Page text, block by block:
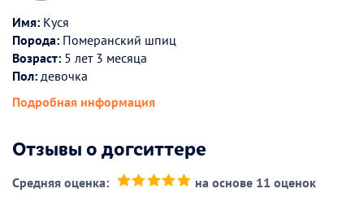
Имя: Куся
Порода: Померанский шпиц
Возраст: 5 лет 3 месяца
Пол: девочка
Подробная информация
Отзывы о догситтере
Средняя оценка: на основе 11 оценок